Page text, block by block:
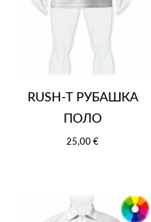
RUSH-T РУБАШКА
ПОЛО
25,00 €